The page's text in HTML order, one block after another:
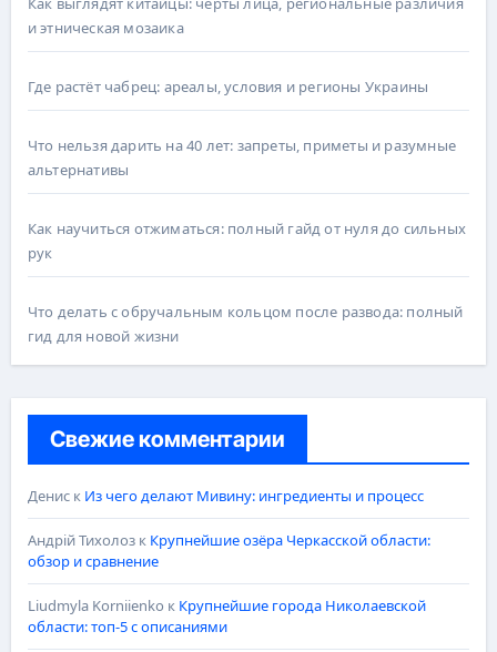
и этническая мозаика
Где растёт чабрец: ареалы, условия и регионы Украины
Что нельзя дарить на 40 лет: запреты, приметы и разумные
альтернативы
Как научиться отжиматься: полный гайд от нуля до сильных
рук
Что делать с обручальным кольцом после развода: полный
гид для новой жизни
Свежие комментарии
Дениск Из чего делают Мивину: ингредиенты и процесс
Андрій Тихолозк Крупнейшие озёра Черкасской области:
обзор и сравнение
Liudmyla Korniienko к Крупнейшие города Николаевской
области: топ-5 с описаниями